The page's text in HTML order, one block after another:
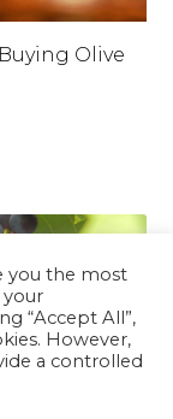
Olive
you the most
“Accept All”,
However,
a controlled